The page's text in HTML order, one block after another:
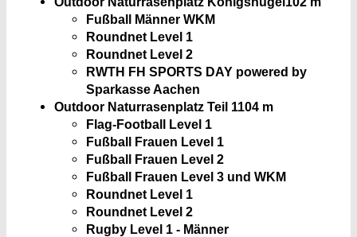
Fußball Männer WKM
Roundnet Level 1
Roundnet Level 2
RWTH FH SPORTS DAY powered by
Sparkasse Aachen
Outdoor Naturrasenplatz Teil 1104 m
Flag-Football Level 1
Fußball Frauen Level 1
Fußball Frauen Level 2
Fußball Frauen Level 3 und WKM
Roundnet Level 1
Roundnet Level 2
Rugby Level 1 - Männer